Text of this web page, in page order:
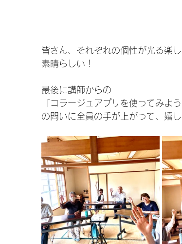
皆さん、それぞれの個性が光る楽
素晴らしい！
最後に講師からの
「コラージュアプリを使ってみよ
の問いに全員の手が上がって、嬉